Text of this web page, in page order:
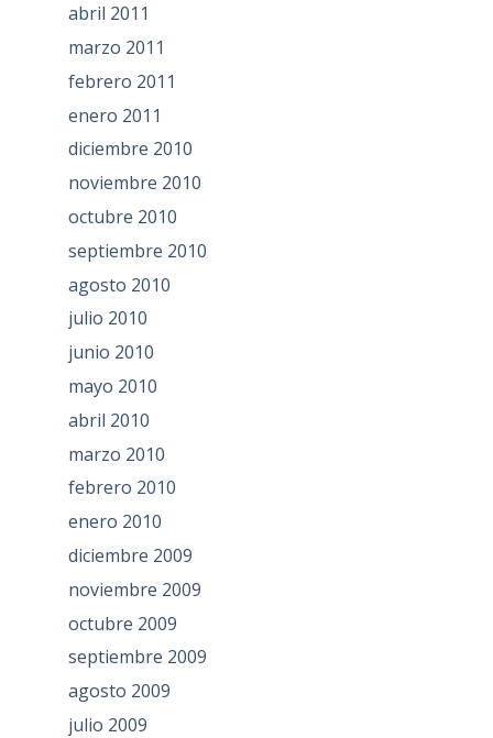
abril 2011
marzo 2011
febrero 2011
enero 2011
diciembre 2010
noviembre 2010
octubre 2010
septiembre 2010
agosto 2010
julio 2010
junio 2010
mayo 2010
abril 2010
marzo 2010
febrero 2010
enero 2010
diciembre 2009
noviembre 2009
octubre 2009
septiembre 2009
agosto 2009
julio 2009